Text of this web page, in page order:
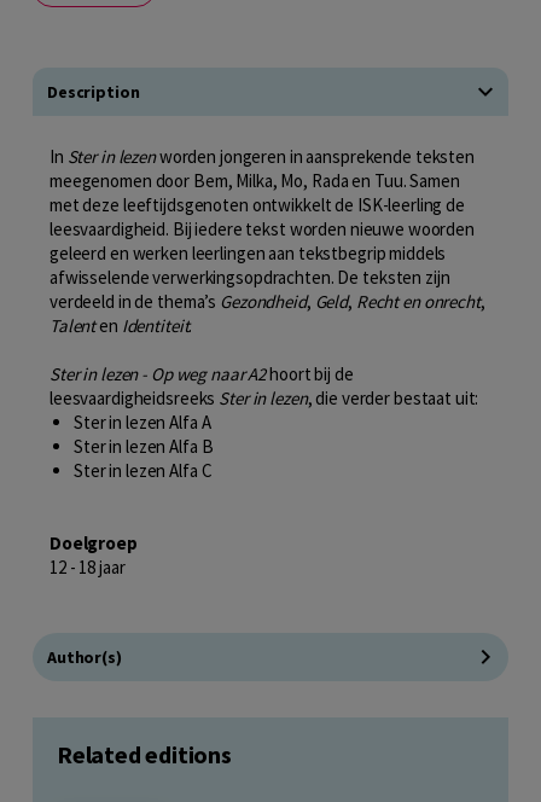
Description
In Ster in lezenworden jongeren in aansprekende teksten
meegenomen door Bem, Milka, Mo, Rada en Tuu. Samen
met deze leeftijdsgenoten ontwikkelt de ISK-leerling de
leesvaardigheid. Bij iedere tekst worden nieuwe woorden
geleerd en werken leerlingen aan tekstbegrip middels
afwisselende verwerkingsopdrachten. De teksten zijn
verdeeld in de thema’s Gezondheid, Geld, Recht en onrecht,
Talenten Identiteit.
Ster in lezen - Op weg naar A2hoort bij de
leesvaardigheidsreeks Ster in lezen, die verder bestaat uit:
Ster in lezen Alfa A
Ster in lezen Alfa B
Ster in lezen Alfa C
Doelgroep
12 - 18 jaar
Author(s)
Related editions